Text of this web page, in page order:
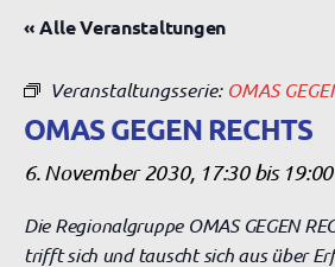
« Alle Veranstaltungen
Veranstaltungsserie: OMAS
OMAS GEGEN RECHTS
6. November 2030, 17:30bis 19:00
Die Regionalgruppe OMAS GEGEN
trifft sich und tauscht sich aus über